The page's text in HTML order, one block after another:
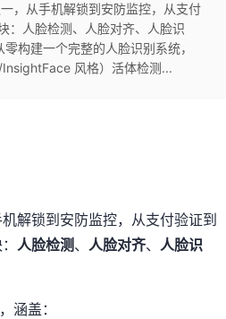
，从手机解锁到安防监控，从支付
：人脸检测、人脸对齐、人脸识
构建一个完整的人脸识别系统，
风格）活体检测...
解锁到安防监控，从支付验证到
人脸检测、人脸对齐、人脸识
涵盖：